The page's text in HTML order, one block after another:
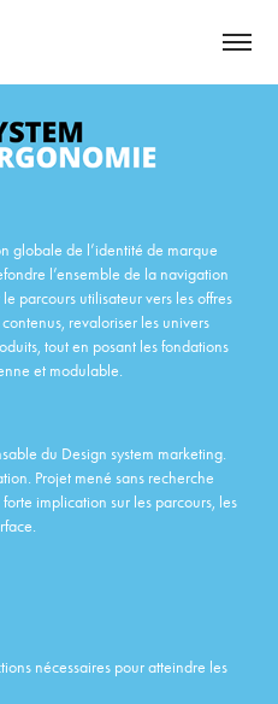
globale de l’identité de marque
l’ensemble de la navigation
parcours utilisateur vers les offres
revaloriser les univers
tout en posant les fondations
et modulable.
du Design system marketing.
Projet mené sans recherche
implication sur les parcours, les
nécessaires pour atteindre les